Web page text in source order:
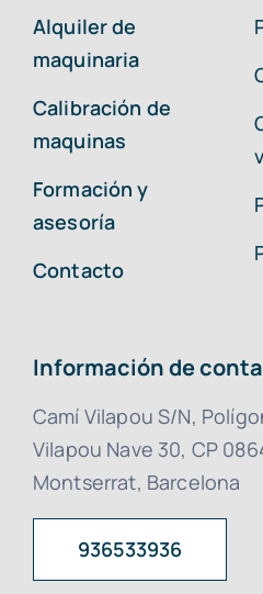
Alquiler de
maquinaria
Calibración de
maquinas
Formación y
asesoría
Contacto
Información de
Camí Vilapou S/N,
Vilapou Nave 30, CP
Montserrat, Barcelona
936533936